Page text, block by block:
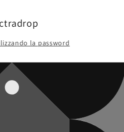
la password